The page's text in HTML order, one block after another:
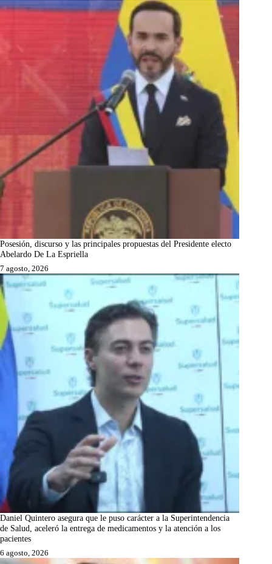
Posesión, discurso y las principales propuestas del Presidente electo
Abelardo De La Espriella
7 agosto, 2026
Daniel Quintero asegura que le puso carácter a la Superintendencia
de Salud, aceleró la entrega de medicamentos y la atención a los
pacientes
6 agosto, 2026